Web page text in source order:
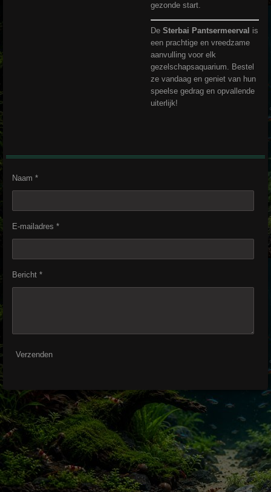
gezonde start.
De Sterbai Pantsermeerval is
een prachtige en vreedzame
aanvulling voor elk
gezelschapsaquarium. Bestel
ze vandaag en geniet van hun
speelse gedrag en opvallende
uiterlijk!
Naam *
E-mailadres *
Bericht *
Verzenden